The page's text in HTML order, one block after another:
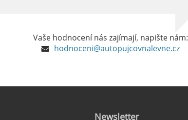
Vaše hodnocení nás zajímají, napište nám:
hodnoceni@autopujcovnalevne.cz
Newsletter